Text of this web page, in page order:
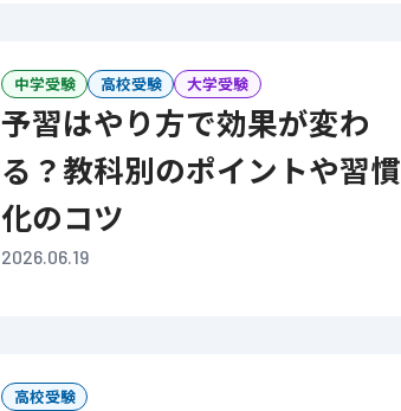
中学受験 高校受験 大学受験
予習はやり方で効果が変わ
る？教科別のポイントや習慣
化のコツ
2026.06.19
高校受験